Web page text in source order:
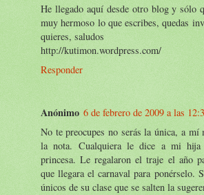
He llegado aquí desde otro blog y sólo
muy hermoso lo que escribes, quedas
quieres, saludos
http://kutimon.wordpress.com/
Responder
Anónimo 6 de febrero de 2009 a las
No te preocupes no serás la única, a mí
la nota. Cualquiera le dice a mi
princesa. Le regalaron el traje el año
que llegara el carnaval para ponérselo.
únicos de su clase que se salten la